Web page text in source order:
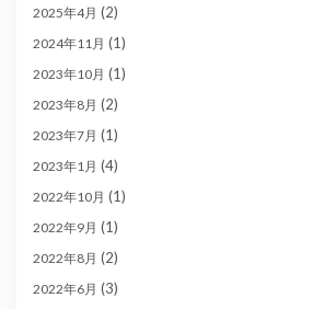
2025年4月 (2)
2024年11月 (1)
2023年10月 (1)
2023年8月 (2)
2023年7月 (1)
2023年1月 (4)
2022年10月 (1)
2022年9月 (1)
2022年8月 (2)
2022年6月 (3)